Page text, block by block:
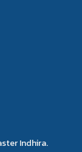
Indhira.